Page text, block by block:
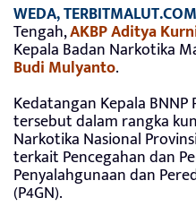
WEDA,
Tengah,AKBP Aditya
Kepala Badan Narkotika
Budi Mulyanto.
Kedatangan Kepala
tersebut dalam rangka
Narkotika Nasional
terkait Pencegahan dan
Penyalahgunaan dan
(P4GN).